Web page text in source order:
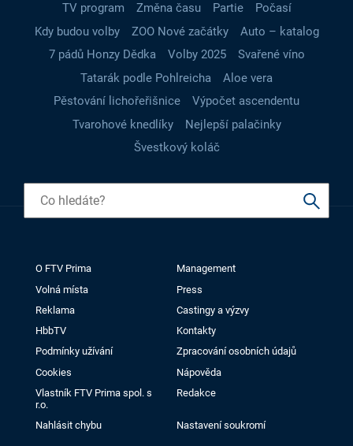
TV program
Změna času Partie
Počasí
Kdy budou volby
ZOO Nové začátky
Auto – katalog
7 pádů Honzy Dědka
Volby 2025
Svařené víno
Tatarák podle Pohlreicha
Aloe vera
Pěstování lichořeřišnice
Výpočet ascendentu
Tvarohové knedlíky
Nejlepší palačinky
Švestkový koláč
O FTV Prima
Management
Volná místa
Press
Reklama
Castingy a výzvy
HbbTV
Kontakty
Podmínky užívání
Zpracování osobních údajů
Cookies
Nápověda
Vlastník FTV Prima spol. s
r.o.
Redakce
Nahlásit chybu Nastavení soukromí